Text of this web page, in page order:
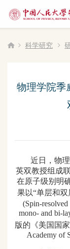
科学研究
物理学院季
近日，物理
英双教授组成
在原子级别明
果以“单层和
(Spin-
mono- and bi-
版的《美国国家
Academy of